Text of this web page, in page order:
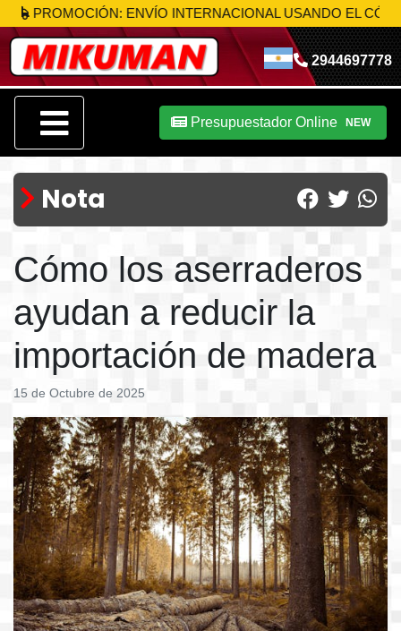
ENVÍO INTERNACIONAL USANDO EL CÓDIGO
2944697778
Presupuestador Online NEW
Nota
Cómo los aserraderos
ayudan a reducir la
importación de madera
15 de Octubre de 2025